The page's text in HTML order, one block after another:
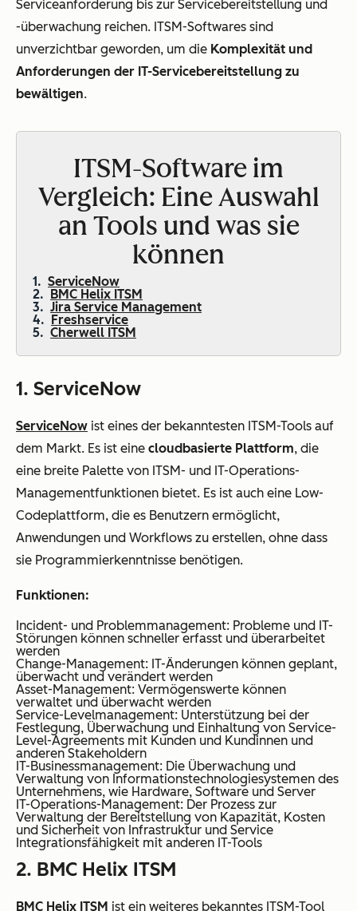
Serviceanforderung bis zur Servicebereitstellung und
-überwachung reichen. ITSM-Softwares sind
unverzichtbar geworden, um die Komplexität und
Anforderungen der IT-Servicebereitstellung zu
bewältigen.
ITSM-Software im
Vergleich: Eine Auswahl
an Tools und was sie
können
ServiceNow
BMC Helix ITSM
Jira Service Management
Freshservice
Cherwell ITSM
1. ServiceNow
ServiceNow ist eines der bekanntesten ITSM-Tools auf
dem Markt. Es ist eine cloudbasierte Plattform, die
eine breite Palette von ITSM- und IT-Operations-
Managementfunktionen bietet. Es ist auch eine Low-
Codeplattform, die es Benutzern ermöglicht,
Anwendungen und Workflows zu erstellen, ohne dass
sie Programmierkenntnisse benötigen.
Funktionen:
Incident- und Problemmanagement: Probleme und IT-
Störungen können schneller erfasst und überarbeitet
werden
Change-Management: IT-Änderungen können geplant,
überwacht und verändert werden
Asset-Management: Vermögenswerte können
verwaltet und überwacht werden
Service-Levelmanagement: Unterstützung bei der
Festlegung, Überwachung und Einhaltung von Service-
Level-Agreements mit Kunden und Kundinnen und
anderen Stakeholdern
IT-Businessmanagement: Die Überwachung und
Verwaltung von Informationstechnologiesystemen des
Unternehmens, wie Hardware, Software und Server
IT-Operations-Management: Der Prozess zur
Verwaltung der Bereitstellung von Kapazität, Kosten
und Sicherheit von Infrastruktur und Service
Integrationsfähigkeit mit anderen IT-Tools
2. BMC Helix ITSM
BMC Helix ITSM ist ein weiteres bekanntes ITSM-Tool